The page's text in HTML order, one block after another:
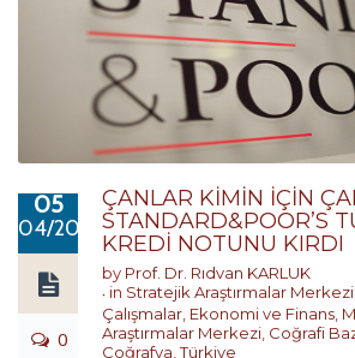
05
04/2023
0
ÇANLAR KİMİN İÇİN
STANDARD&POOR’S
KREDİ NOTUNU KIRDI
by Prof. Dr. Rıdvan KARLUK
in Stratejik Araştırmalar Merkezi
Çalışmalar Ekonomi ve Finans
Araştırmalar Merkezi Coğrafi
Coğrafya ,Türkiye